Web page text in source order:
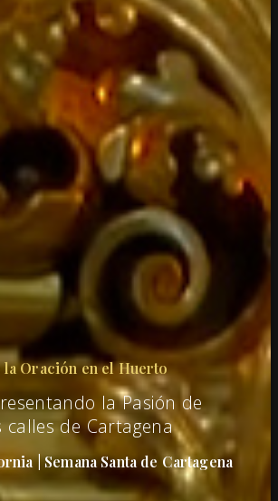
Oración en el Huerto
la Pasión de
calles de Cartagena
| Semana Santa de Cartagena